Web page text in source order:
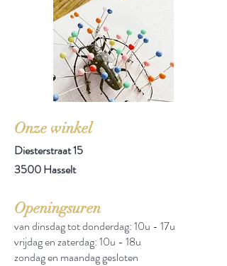
Onze winkel
Diesterstraat 15
3500 Hasselt
Openingsuren
van dinsdag tot donderdag: 10u - 17u
vrijdag en zaterdag: 10u - 18u
zondag en maandag gesloten